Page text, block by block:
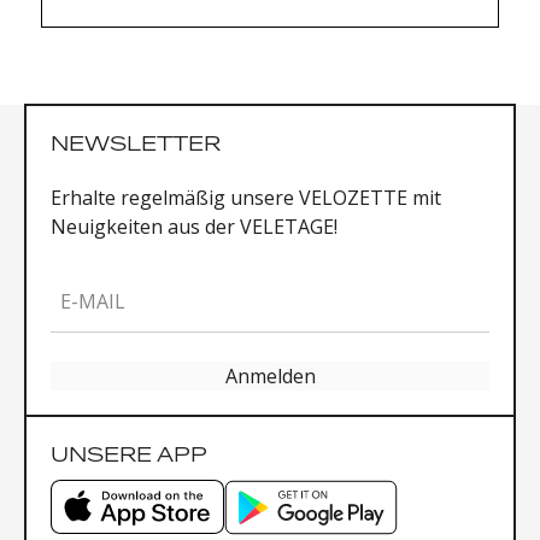
NEWSLETTER
Erhalte regelmäßig unsere VELOZETTE mit
Neuigkeiten aus der VELETAGE!
E-MAIL
Anmelden
UNSERE APP